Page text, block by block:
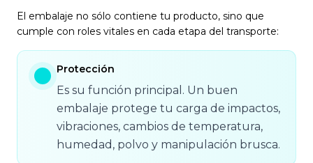
El embalaje no sólo contiene tu producto, sino que
cumple con roles vitales en cada etapa del transporte:
Protección
Es su función principal. Un buen
embalaje protege tu carga de impactos,
vibraciones, cambios de temperatura,
humedad, polvo y manipulación brusca.